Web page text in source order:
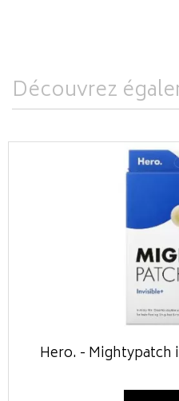
Découvrez
Hero. - Mightypatch